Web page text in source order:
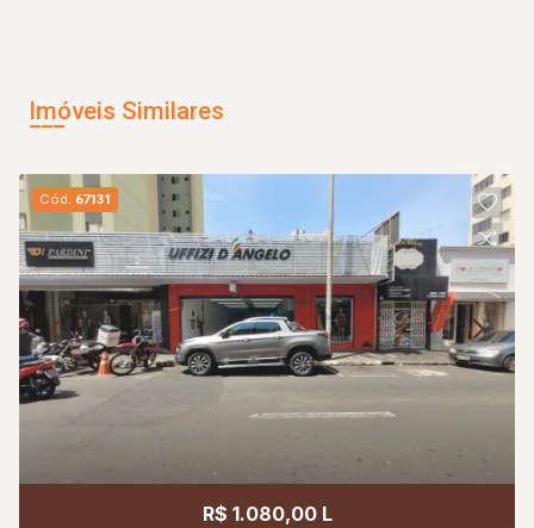
Imóveis Similares
Cód. 67131
R$ 1.080,00 L